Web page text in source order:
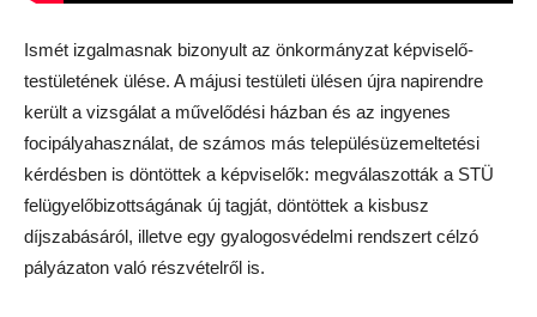
Ismét izgalmasnak bizonyult az önkormányzat képviselő-
testületének ülése. A májusi testületi ülésen újra napirendre
került a vizsgálat a művelődési házban és az ingyenes
focipályahasználat, de számos más településüzemeltetési
kérdésben is döntöttek a képviselők: megválaszották a STÜ
felügyelőbizottságának új tagját, döntöttek a kisbusz
díjszabásáról, illetve egy gyalogosvédelmi rendszert célzó
pályázaton való részvételről is.